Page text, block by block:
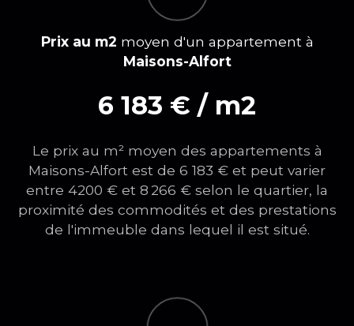
Prix au m2 moyen d'un appartement à
Maisons-Alfort
6 183 € / m2
Le prix au m² moyen des appartements à
Maisons-Alfort est de 6 183 € et peut varier
entre 4200 € et 8 266 € selon le quartier, la
proximité des commodités et des prestations
de l'immeuble dans lequel il est situé.